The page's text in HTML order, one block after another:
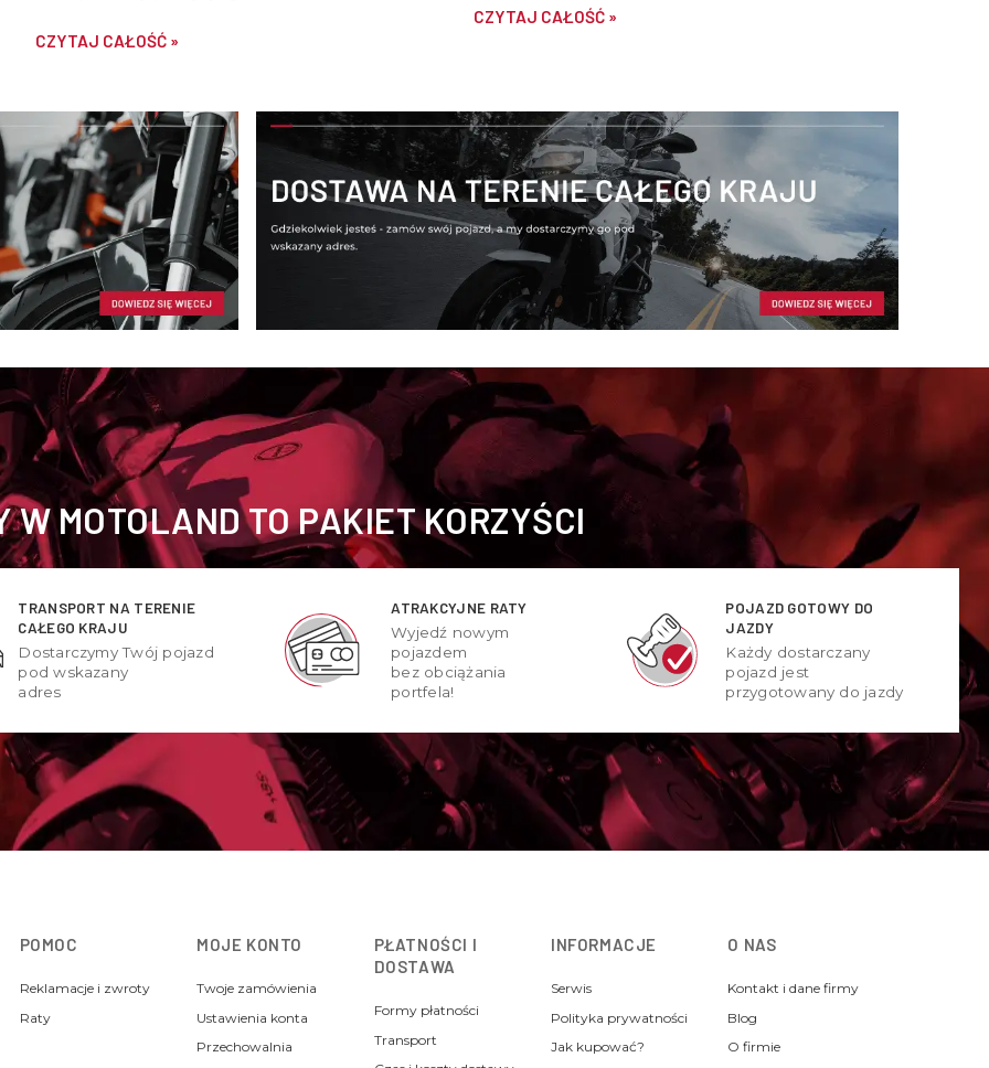
CZYTAJ CAŁOŚĆ »
CZYTAJ CAŁOŚĆ »
W MOTOLAND TO PAKIET KORZYŚCI
TRANSPORT NA TERENIE
CAŁEGO KRAJU
Dostarczymy Twój pojazd
pod wskazany
adres
ATRAKCYJNE RATY
Wyjedź nowym
pojazdem
bez obciążania
portfela!
POJAZD GOTOWY DO
JAZDY
Każdy dostarczany
pojazd jest
przygotowany do jazdy
POMOC
Reklamacje i zwroty
Raty
MOJE KONTO
Twoje zamówienia
Ustawienia konta
Przechowalnia
PŁATNOŚCI I
DOSTAWA
Formy płatności
Transport
INFORMACJE
Serwis
Polityka prywatności
Jak kupować?
O NAS
Kontakt i dane firmy
Blog
O firmie